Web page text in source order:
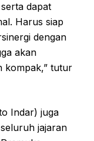
dapat
Harus siap
dengan
akan
kompak,” tutur
Indar) juga
jajaran